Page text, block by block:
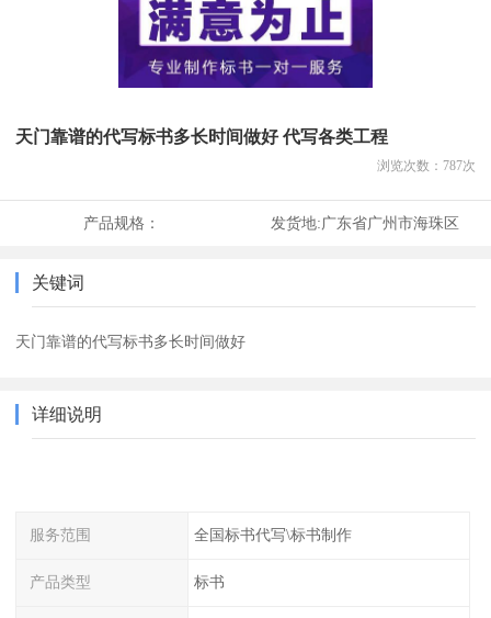
天门靠谱的代写标书多长时间做好 代写各类工程
浏览次数： 787次
产品规格： 发货地:广东省广州市海珠区
关键词
天门靠谱的代写标书多长时间做好
详细说明
服务范围 全国标书代写\标书制作
产品类型 标书